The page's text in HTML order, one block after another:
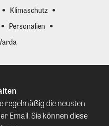
Klimaschutz
Personalien
regelmäßig die neusten
Email. Sie können diese